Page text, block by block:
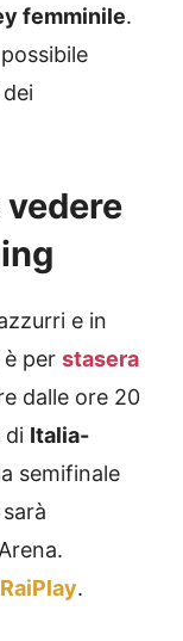
femminile.
e in
per stasera
dalle ore 20
di Italia-
semifinale
RaiPlay.